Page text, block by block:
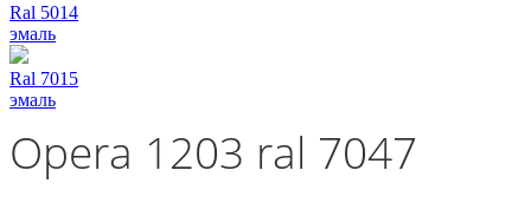
Ral 5014
эмаль
Ral 7015
эмаль
Opera 1203 ral 7047